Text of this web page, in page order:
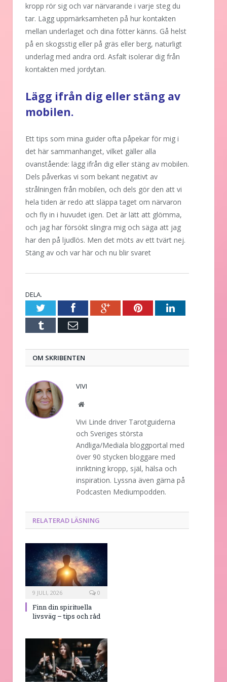
kropp rör sig och var närvarande i varje steg du
tar. Lägg uppmärksamheten på hur kontakten
mellan underlaget och dina fötter känns. Gå helst
på en skogsstig eller på gräs eller berg, naturligt
underlag med andra ord. Asfalt isolerar dig från
kontakten med jordytan.
Lägg ifrån dig eller stäng av
mobilen.
Ett tips som mina guider ofta påpekar för mig i
det här sammanhanget, vilket gäller alla
ovanstående: lägg ifrån dig eller stäng av mobilen.
Dels påverkas vi som bekant negativt av
strålningen från mobilen, och dels gör den att vi
hela tiden är redo att släppa taget om närvaron
och fly in i huvudet igen. Det är lätt att glömma,
och jag har försökt slingra mig och säga att jag
har den på ljudlös. Men det möts av ett tvärt nej.
Stäng av och var här och nu blir svaret
DELA.
TwitterFacebookGoogle+PinterestLinkedIn
Tumblr E-
OM SKRIBENTEN
VIVI
Website
Vivi Linde driver Tarotguiderna
och Sveriges största
Andliga/Mediala bloggportal med
över 90 stycken bloggare med
inriktning kropp, själ, hälsa och
inspiration. Lyssna även gärna på
Podcasten Mediumpodden.
RELATERAD LÄSNING
9 JULI, 2026 0
Finn din spirituella
livsväg – tips och råd